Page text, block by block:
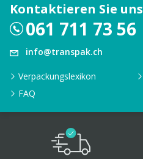
Kontaktieren Sie uns
061 711 73 56
info@transpak.ch
Verpackungslexikon
FAQ